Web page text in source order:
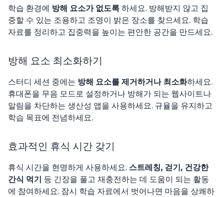
학습 환경에 방해 요소가 없도록 하세요. 방해받지 않고 집
중할 수 있는 조용하고 조명이 밝은 장소를 찾으세요. 학습
자료를 정리하고 집중력을 높이는 편안한 공간을 만드세요.
방해 요소 최소화하기
스터디 세션 중에는 방해 요소를 제거하거나 최소화하세요.
휴대폰을 무음 모드로 설정하거나 방해가 되는 웹사이트나
알림을 차단하는 생산성 앱을 사용하세요. 규율을 유지하고
학습 목표에 전념하세요.
효과적인 휴식 시간 갖기
휴식 시간을 현명하게 사용하세요. 스트레칭, 걷기, 건강한
간식 먹기 등 긴장을 풀고 재충전하는 데 도움이 되는 활동
에 참여하세요. 잠시 학습 자료에서 벗어나면 마음을 상쾌하